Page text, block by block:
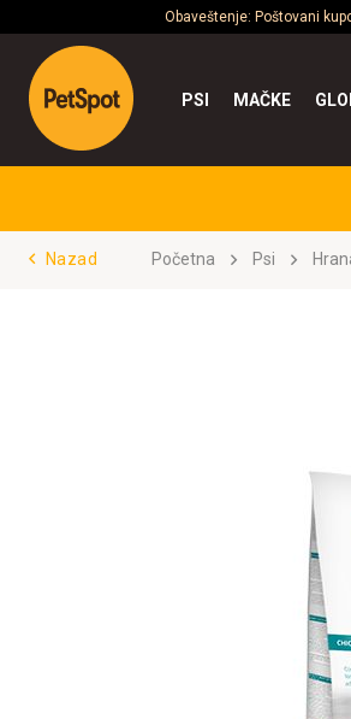
Obaveštenje: Poštovani
PSI MAČKE
Nazad Početna Psi